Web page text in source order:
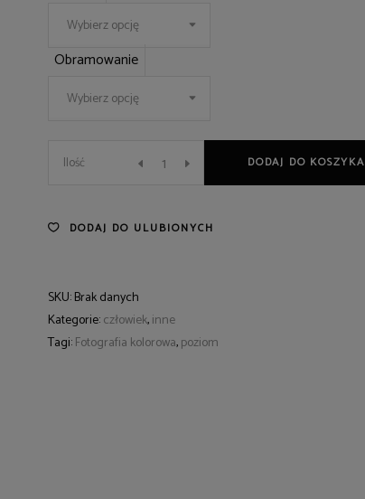
Wybierz opcję
Obramowanie
Wybierz opcję
165
Ilość DODAJ DO KOSZYKA
DODAJ DO ULUBIONYCH
SKU:Brak danych
Kategorie:człowiek,inne
Tagi:Fotografia kolorowa,poziom